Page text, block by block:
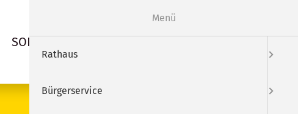
SON.NEC
Webcam
Menü
Rathaus
Bürgerservice